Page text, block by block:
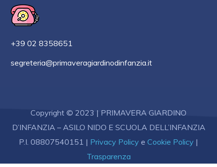
+39 02 8358651
segreteria@primaveragiardinodinfanzia.it
Copyright © 2023 | PRIMAVERA GIARDINO
D’INFANZIA – ASILO NIDO E SCUOLA DELL’INFANZIA
P.I. 08807540151 | Privacy Policy e Cookie Policy |
Trasparenza